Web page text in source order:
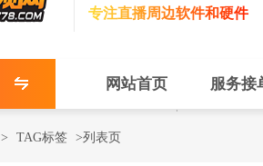
专注直播周边软件和硬件
网站首页 服务接
> TAG标签 >列表页